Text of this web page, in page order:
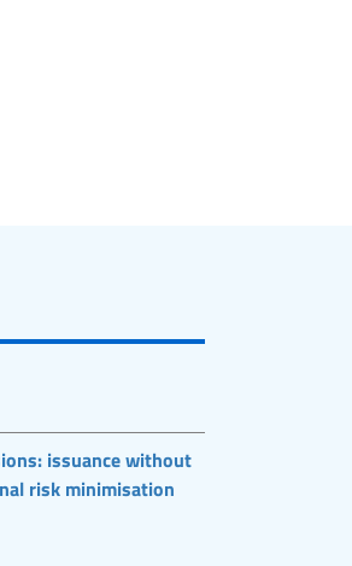
issuance without
risk minimisation